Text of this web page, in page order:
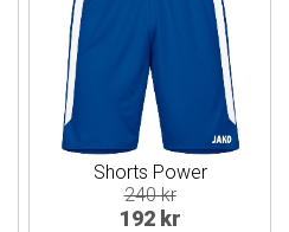
Shorts Power
240 kr
192 kr